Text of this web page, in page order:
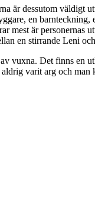
är dessutom väldigt
en
mest är
en stirrande Leni
Det finns en
varit arg och